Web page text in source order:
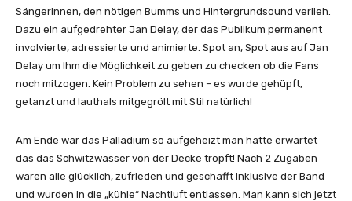
Sängerinnen, den nötigen Bumms und Hintergrundsound verlieh.
Dazu ein aufgedrehter Jan Delay, der das Publikum permanent
involvierte, adressierte und animierte. Spot an, Spot aus auf Jan
Delay um Ihm die Möglichkeit zu geben zu checken ob die Fans
noch mitzogen. Kein Problem zu sehen – es wurde gehüpft,
getanzt und lauthals mitgegrölt mit Stil natürlich!
Am Ende war das Palladium so aufgeheizt man hätte erwartet
das das Schwitzwasser von der Decke tropft! Nach 2 Zugaben
waren alle glücklich, zufrieden und geschafft inklusive der Band
und wurden in die „kühle“ Nachtluft entlassen. Man kann sich jetzt